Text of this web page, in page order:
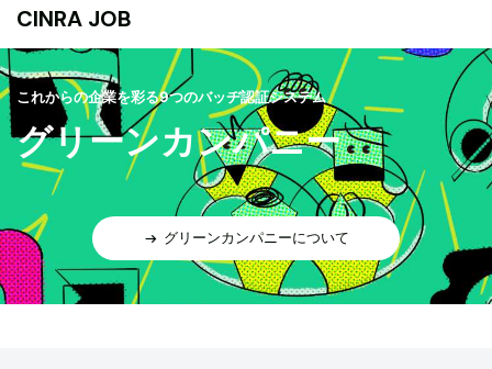
CINRA JOB
これからの企業を彩る9つのバッヂ認証システム
グリーンカンパニー
グリーンカンパニーについて